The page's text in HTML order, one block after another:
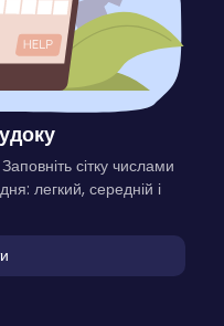
сітку числами
легкий, середній і